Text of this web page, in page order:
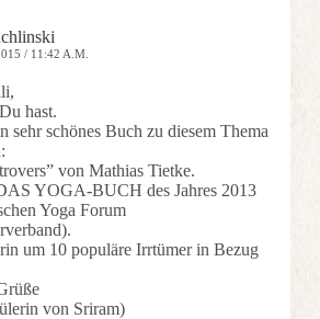
/ 11:42 A.M.
hast.
sehr schönes Buch zu diesem Thema
von Mathias Tietke.
YOGA-BUCH des Jahres 2013
Yoga Forum
um 10 populäre Irrtümer in Bezug
von Sriram)